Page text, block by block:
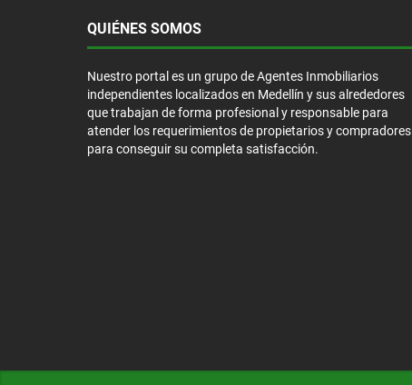
QUIÉNES SOMOS
Nuestro portal es un grupo de Agentes Inmobiliarios
independientes localizados en Medellín y sus alrededores
que trabajan de forma profesional y responsable para
atender los requerimientos de propietarios y compradores
para conseguir su completa satisfacción.